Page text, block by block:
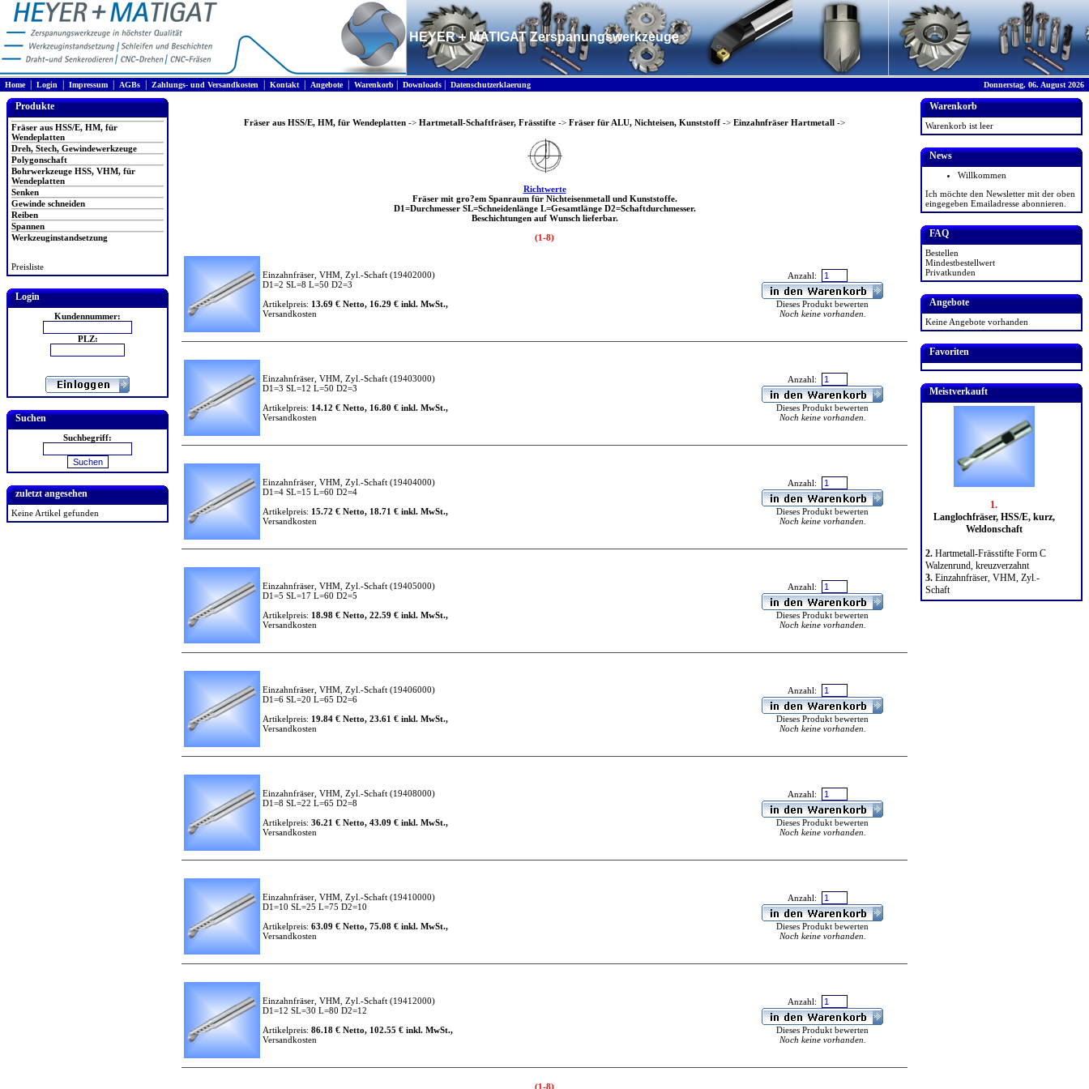
HEYER + MATIGAT Zerspanungswerkzeuge
Home| Login Impressum AGBs Zahlungs- und Versandkosten Kontakt| Angebote| Warenkorb Downloads Datenschutzerklaerung Donnerstag, 06. August 2026
Produkte
Fräser aus HSS/E, HM, für
Wendeplatten
Dreh, Stech, Gewindewerkzeuge
Polygonschaft
Bohrwerkzeuge HSS, VHM, für
Wendeplatten
Senken
Gewinde schneiden
Reiben
Spannen
Werkzeuginstandsetzung
Preisliste
Login
Kundennummer:
PLZ:
Suchen
Suchbegriff:
zuletzt angesehen
Keine Artikel gefunden
Fräser aus HSS/E, HM, für Wendeplatten -> Hartmetall-Schaftfräser, Frässtifte -> Fräser für ALU, Nichteisen, Kunststoff -> Einzahnfräser Hartmetall ->
Richtwerte
Fräser mit gro?em Spanraum für Nichteisenmetall und Kunststoffe.
D1=Durchmesser SL=Schneidenlänge L=Gesamtlänge D2=Schaftdurchmesser.
Beschichtungen auf Wunsch lieferbar.
(1-8)
Einzahnfräser, VHM, Zyl.-Schaft (19402000)
D1=2 SL=8 L=50 D2=3
Artikelpreis: 13.69 € Netto, 16.29 € inkl. MwSt.,
Versandkosten
Anzahl:
Dieses Produkt bewerten
Noch keine vorhanden.
Einzahnfräser, VHM, Zyl.-Schaft (19403000)
D1=3 SL=12 L=50 D2=3
Artikelpreis: 14.12 € Netto, 16.80 € inkl. MwSt.,
Versandkosten
Anzahl:
Dieses Produkt bewerten
Noch keine vorhanden.
Einzahnfräser, VHM, Zyl.-Schaft (19404000)
D1=4 SL=15 L=60 D2=4
Artikelpreis: 15.72 € Netto, 18.71 € inkl. MwSt.,
Versandkosten
Anzahl:
Dieses Produkt bewerten
Noch keine vorhanden.
Einzahnfräser, VHM, Zyl.-Schaft (19405000)
D1=5 SL=17 L=60 D2=5
Artikelpreis: 18.98 € Netto, 22.59 € inkl. MwSt.,
Versandkosten
Anzahl:
Dieses Produkt bewerten
Noch keine vorhanden.
Einzahnfräser, VHM, Zyl.-Schaft (19406000)
D1=6 SL=20 L=65 D2=6
Artikelpreis: 19.84 € Netto, 23.61 € inkl. MwSt.,
Versandkosten
Anzahl:
Dieses Produkt bewerten
Noch keine vorhanden.
Einzahnfräser, VHM, Zyl.-Schaft (19408000)
D1=8 SL=22 L=65 D2=8
Artikelpreis: 36.21 € Netto, 43.09 € inkl. MwSt.,
Versandkosten
Anzahl:
Dieses Produkt bewerten
Noch keine vorhanden.
Einzahnfräser, VHM, Zyl.-Schaft (19410000)
D1=10 SL=25 L=75 D2=10
Artikelpreis: 63.09 € Netto, 75.08 € inkl. MwSt.,
Versandkosten
Anzahl:
Dieses Produkt bewerten
Noch keine vorhanden.
Einzahnfräser, VHM, Zyl.-Schaft (19412000)
D1=12 SL=30 L=80 D2=12
Artikelpreis: 86.18 € Netto, 102.55 € inkl. MwSt.,
Versandkosten
Anzahl:
Dieses Produkt bewerten
Noch keine vorhanden.
(1-8)
Warenkorb
Warenkorb ist leer
News
Willkommen
Ich möchte den Newsletter mit der oben
eingegeben Emailadresse abonnieren.
FAQ
Bestellen
Mindestbestellwert
Privatkunden
Angebote
Keine Angebote vorhanden
Favoriten
Meistverkauft
1.
Langlochfräser, HSS/E, kurz,
Weldonschaft
2. Hartmetall-Frässtifte Form C
Walzenrund, kreuzverzahnt
3. Einzahnfräser, VHM, Zyl.-
Schaft